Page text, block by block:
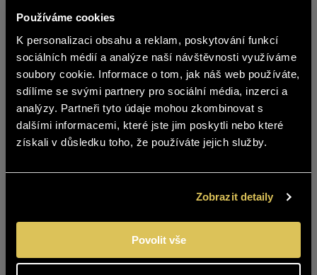
Používáme cookies
K personalizaci obsahu a reklam, poskytování funkcí
sociálních médií a analýze naší návštěvnosti využíváme
soubory cookie. Informace o tom, jak náš web používáte,
sdílíme se svými partnery pro sociální média, inzerci a
analýzy. Partneři tyto údaje mohou zkombinovat s
dalšími informacemi, které jste jim poskytli nebo které
získali v důsledku toho, že používáte jejich služby.
Zobrazit detaily
Povolit vše
Naše kolegyně Klára Fesslová spolupracuje na přípravě
benefičního festivalu, na kterém se budou prodávat
plyšová zvířátka a hračky pro děti. Veškerý výtěžek z
prodeje poputuje přímo ke třem těžce nemocným
chlapcům. Kláru jsme v tom samozřejmě nenechali a do
sbírky se zapojili všichni. Děkujeme všem kolegům, že
Zpět na výpis
Buďme Spolu na sítích
Obsah stránek BOHEMIA SEKT není
vhodný pro osoby mladší 18 let.
Jste starší 18 let?